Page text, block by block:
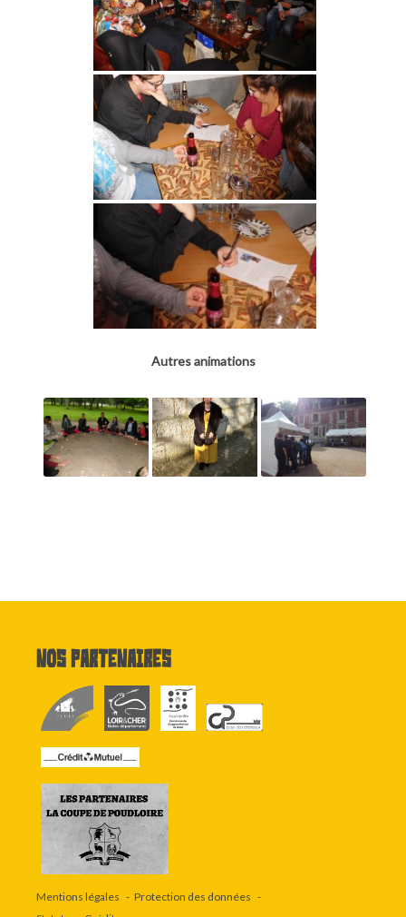
Autres animations
Nos partenaires
Mentions légales
Protection des données